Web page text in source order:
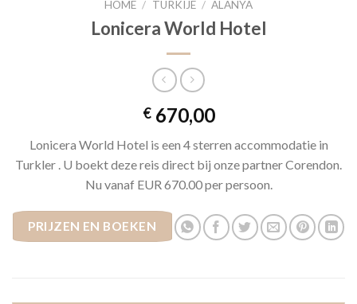
HOME / TURKIJE / ALANYA
Lonicera World Hotel
€670,00
Lonicera World Hotel is een 4 sterren accommodatie in
Turkler . U boekt deze reis direct bij onze partner Corendon.
Nu vanaf EUR 670.00 per persoon.
PRIJZEN EN BOEKEN